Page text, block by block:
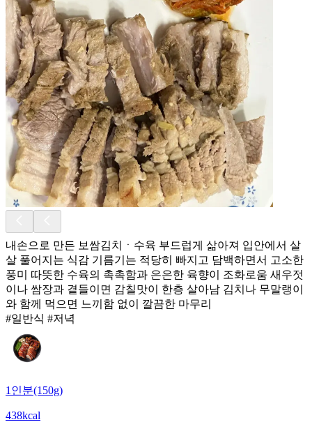
내손으로 만든 보쌈김치ㆍ수육 부드럽게 삶아져 입안에서 살
살 풀어지는 식감 기름기는 적당히 빠지고 담백하면서 고소한
풍미 따뜻한 수육의 촉촉함과 은은한 육향이 조화로움 새우젓
이나 쌈장과 곁들이면 감칠맛이 한층 살아남 김치나 무말랭이
와 함께 먹으면 느끼함 없이 깔끔한 마무리
#일반식 #저녁
1인분(150g)
438kcal